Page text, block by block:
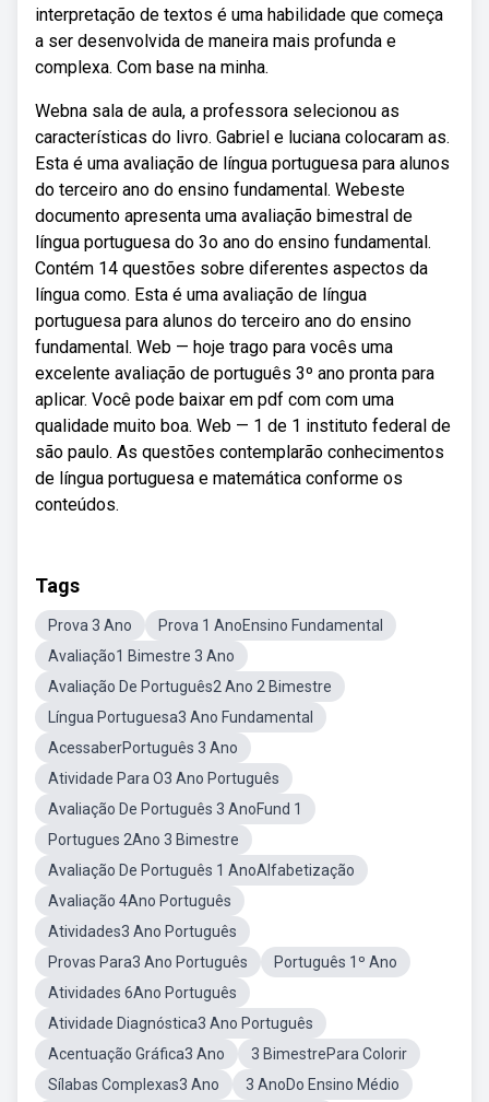
interpretação de textos é uma habilidade que começa
a ser desenvolvida de maneira mais profunda e
complexa. Com base na minha.
Webna sala de aula, a professora selecionou as
características do livro. Gabriel e luciana colocaram as.
Esta é uma avaliação de língua portuguesa para alunos
do terceiro ano do ensino fundamental. Webeste
documento apresenta uma avaliação bimestral de
língua portuguesa do 3o ano do ensino fundamental.
Contém 14 questões sobre diferentes aspectos da
língua como. Esta é uma avaliação de língua
portuguesa para alunos do terceiro ano do ensino
fundamental. Web — hoje trago para vocês uma
excelente avaliação de português 3º ano pronta para
aplicar. Você pode baixar em pdf com com uma
qualidade muito boa. Web — 1 de 1 instituto federal de
são paulo. As questões contemplarão conhecimentos
de língua portuguesa e matemática conforme os
conteúdos.
Tags
Prova 3 Ano
Prova 1 AnoEnsino Fundamental
Avaliação1 Bimestre 3 Ano
Avaliação De Português2 Ano 2 Bimestre
Língua Portuguesa3 Ano Fundamental
AcessaberPortuguês 3 Ano
Atividade Para O3 Ano Português
Avaliação De Português 3 AnoFund 1
Portugues 2Ano 3 Bimestre
Avaliação De Português 1 AnoAlfabetização
Avaliação 4Ano Português
Atividades3 Ano Português
Provas Para3 Ano Português
Português 1º Ano
Atividades 6Ano Português
Atividade Diagnóstica3 Ano Português
Acentuação Gráfica3 Ano
3 BimestrePara Colorir
Sílabas Complexas3 Ano
3 AnoDo Ensino Médio